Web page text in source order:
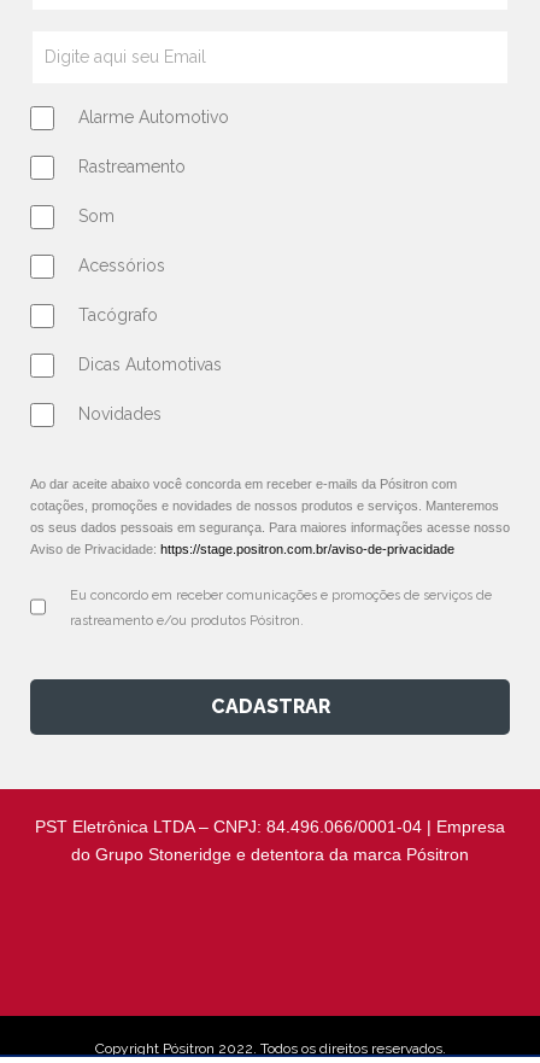
Alarme Automotivo
Rastreamento
Som
Acessórios
Tacógrafo
Dicas Automotivas
Novidades
Ao dar aceite abaixo você concorda em receber e-mails da Pósitron com
cotações, promoções e novidades de nossos produtos e serviços. Manteremos
os seus dados pessoais em segurança. Para maiores informações acesse nosso
Aviso de Privacidade: https://stage.positron.com.br/aviso-de-privacidade
Eu concordo em receber comunicações e promoções de serviços de
rastreamento e/ou produtos Pósitron.
CADASTRAR
PST Eletrônica LTDA – CNPJ: 84.496.066/0001-04 | Empresa
do Grupo Stoneridge e detentora da marca Pósitron
Copyright Pósitron 2022. Todos os direitos reservados.